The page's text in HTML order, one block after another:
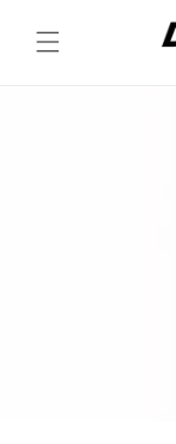
ンツに
進む